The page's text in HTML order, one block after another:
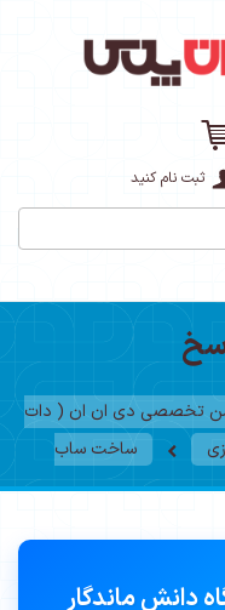
ثبت نام کنید
تخصصی دی ان ان ( دات
ساخت ساب
دانش ماندگار